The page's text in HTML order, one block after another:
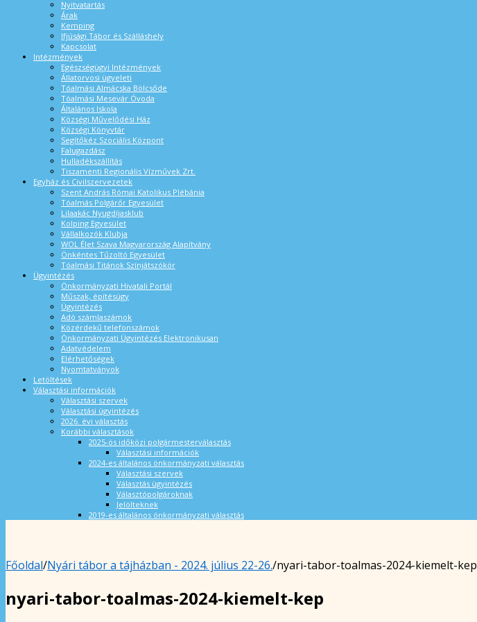
Nyitvatartás
Árak
Kemping
Ifjúsági Tábor és Szálláshely
Kapcsolat
Intézmények
Egészségügyi Intézmények
Állatorvosi ügyeleti
Tóalmási Almácska Bölcsőde
Tóalmási Mesevár Óvoda
Általános Iskola
Községi Művelődési Ház
Községi Könyvtár
Segítőkéz Szociális Központ
Falugazdász
Hulladékszállítás
Tiszamenti Regionális Vízművek Zrt.
Egyház és Civilszervezetek
Szent András Római Katolikus Plébánia
Tóalmás Polgárőr Egyesület
Lilaakác Nyugdíjasklub
Kolping Egyesület
Vállalkozók Klubja
WOL Élet Szava Magyarország Alapítvány
Önkéntes Tűzoltó Egyesület
Tóalmási Titánok Színjátszókör
Ügyintézés
Önkormányzati Hivatali Portál
Műszak, építésügy
Ügyintézés
Adó számlaszámok
Közérdekű telefonszámok
Önkormányzati Ügyintézés Elektronikusan
Adatvédelem
Elérhetőségek
Nyomtatványok
Letöltések
Választási információk
Választási szervek
Választási ügyintézés
2026. évi választás
Korábbi választások
2025-ös időközi polgármesterválasztás
Választási információk
2024-es általános önkormányzati választás
Választási szervek
Választás ügyintézés
Választópolgároknak
Jelölteknek
2019-es általános önkormányzati választás
Főoldal/Nyári tábor a tájházban - 2024. július 22-26./nyari-tabor-toalmas-2024-kiemelt-kep
nyari-tabor-toalmas-2024-kiemelt-kep